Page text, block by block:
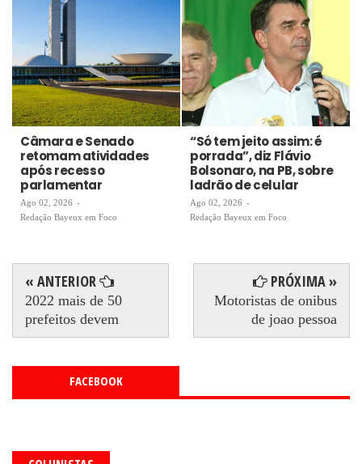
Câmara e Senado
retomam atividades
após recesso
parlamentar
Ago 02, 2026 -
Redação Bayeux em Foco
“Só tem jeito assim: é
porrada”, diz Flávio
Bolsonaro, na PB, sobre
ladrão de celular
Ago 02, 2026 -
Redação Bayeux em Foco
« ANTERIOR
2022 mais de 50
prefeitos devem
PRÓXIMA »
Motoristas de onibus
de joao pessoa
FACEBOOK